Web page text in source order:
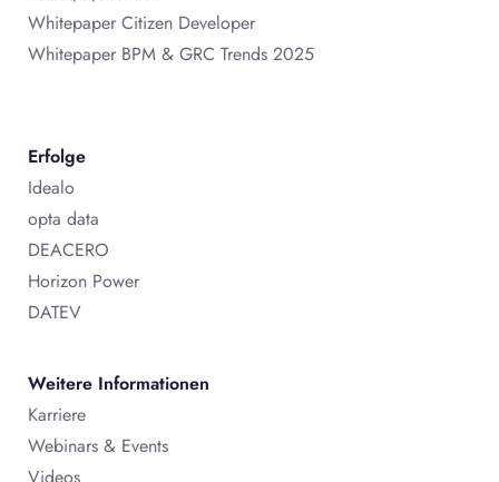
Whitepaper Citizen Developer
Whitepaper BPM & GRC Trends 2025
Erfolge
Idealo
opta data
DEACERO
Horizon Power
DATEV
Weitere Informationen
Karriere
Webinars & Events
Videos